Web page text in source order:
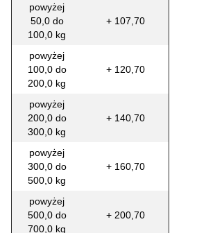
powyżej
50,0 do
100,0 kg
+ 107,70
powyżej
100,0 do
200,0 kg
+ 120,70
powyżej
200,0 do
300,0 kg
+ 140,70
powyżej
300,0 do
500,0 kg
+ 160,70
powyżej
500,0 do
700,0 kg
+ 200,70